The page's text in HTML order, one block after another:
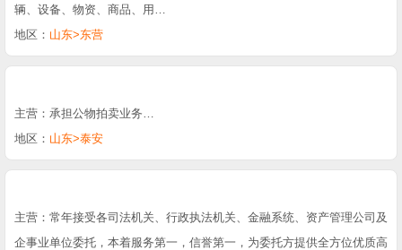
辆、设备、物资、商品、用…
地区： 山东>东营
主营：承担公物拍卖业务…
地区： 山东>泰安
主营：常年接受各司法机关、行政执法机关、金融系统、资产管理公司及
企事业单位委托，本着服务第一，信誉第一，为委托方提供全方位优质高